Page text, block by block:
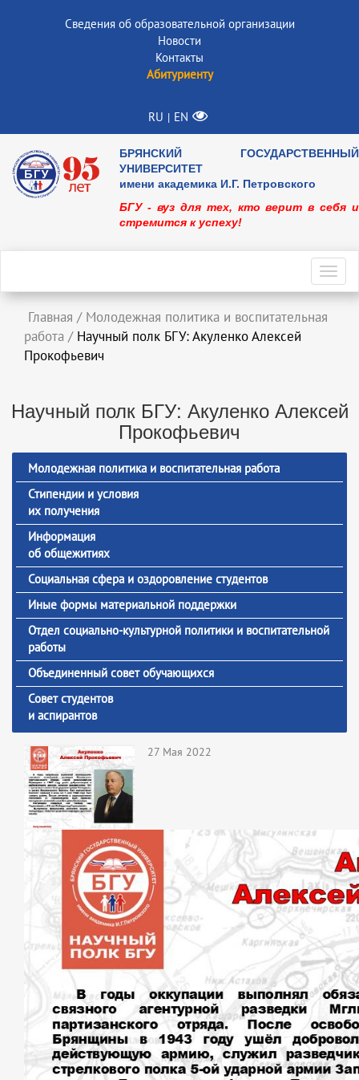
Сведения об образовательной организации
Новости
Контакты
Абитуриенту
RU | EN
БРЯНСКИЙ ГОСУДАРСТВЕННЫЙ
УНИВЕРСИТЕТ
имени академика И.Г. Петровского
БГУ - вуз для тех, кто верит в себя и
стремится к успеху!
Главная / Молодежная политика и воспитательная
работа / Научный полк БГУ: Акуленко Алексей
Прокофьевич
Научный полк БГУ: Акуленко Алексей
Прокофьевич
Молодежная политика и воспитательная работа
Стипендии и условия
их получения
Информация
об общежитиях
Социальная сфера и оздоровление студентов
Иные формы материальной поддержки
Отдел социально-культурной политики и воспитательной
работы
Объединенный совет обучающихся
Совет студентов
и аспирантов
27 Мая 2022